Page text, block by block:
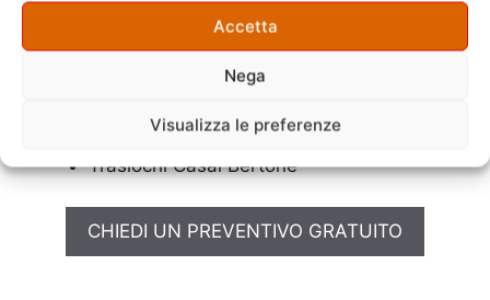
Accetta
Nega
Visualizza le preferenze
Traslochi Low Cost Casal Bertone
Traslochi Economici Casal Bertone
Traslochi Basso Costo Casal Bertone
Traslochi Preventivo Casal Bertone
Traslochi Casal Bertone
CHIEDI UN PREVENTIVO GRATUITO